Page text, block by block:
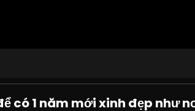
có 1 năm mới xinh đẹp như